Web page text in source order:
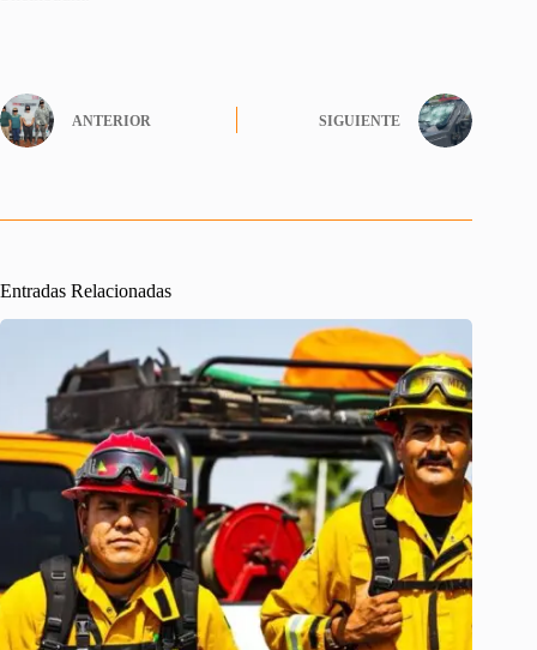
ANTERIOR SIGUIENTE
Entradas Relacionadas